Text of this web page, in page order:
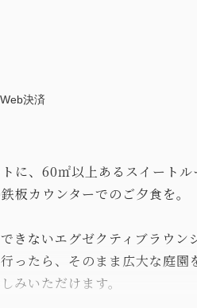
決済
に、60㎡以上あるスイートル
板カウンターでのご夕食を。
きないエグゼクティブラウン
ったら、そのまま広大な庭園
みいただけます。